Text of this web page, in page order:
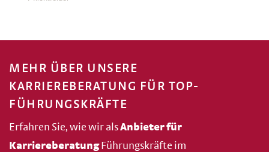
MEHR ÜBER UNSERE
KARRIEREBERATUNG FÜR TOP-
FÜHRUNGSKRÄFTE
Erfahren Sie, wie wir alsAnbieter für
KarriereberatungFührungskräfte im